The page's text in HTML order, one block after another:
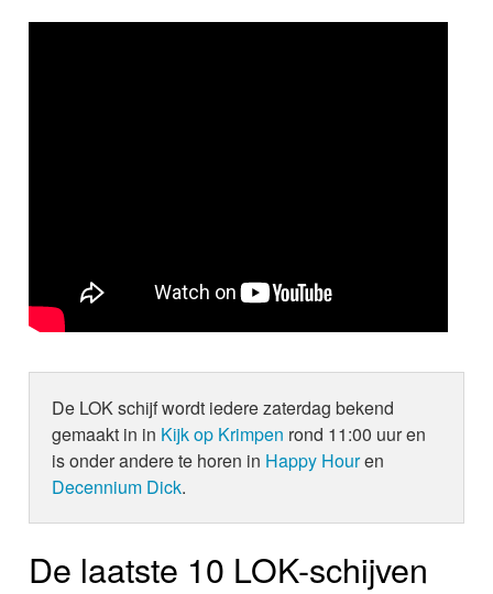
De LOK schijf wordt iedere zaterdag bekend
gemaakt in in Kijk op Krimpen rond 11:00 uur en
is onder andere te horen in Happy Houren
Decennium Dick.
De laatste 10 LOK-schijven